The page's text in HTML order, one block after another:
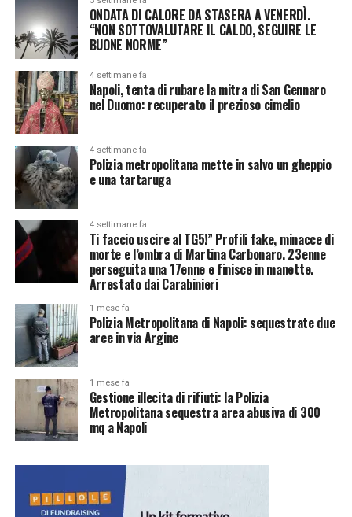
ONDATA DI CALORE DA STASERA A VENERDÌ.
“NON SOTTOVALUTARE IL CALDO, SEGUIRE LE
BUONE NORME”
4 settimane fa
Napoli, tenta di rubare la mitra di San Gennaro
nel Duomo: recuperato il prezioso cimelio
4 settimane fa
Polizia metropolitana mette in salvo un gheppio
e una tartaruga
4 settimane fa
Ti faccio uscire al TG5!” Profili fake, minacce di
morte e l’ombra di Martina Carbonaro. 23enne
perseguita una 17enne e finisce in manette.
Arrestato dai Carabinieri
1 mese fa
Polizia Metropolitana di Napoli: sequestrate due
aree in via Argine
1 mese fa
Gestione illecita di rifiuti: la Polizia
Metropolitana sequestra area abusiva di 300
mq a Napoli